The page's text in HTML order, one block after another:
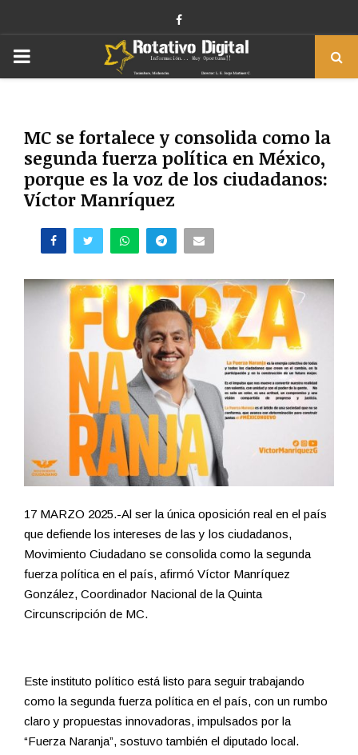
Facebook
PRIMARY
MC se fortalece y consolida como la
segunda fuerza política en México,
porque es la voz de los ciudadanos:
Víctor Manríquez
17 MARZO 2025.-Al ser la única oposición real en el país
que defiende los intereses de las y los ciudadanos,
Movimiento Ciudadano se consolida como la segunda
fuerza política en el país, afirmó Víctor Manríquez
González, Coordinador Nacional de la Quinta
Circunscripción de MC.
Este instituto político está listo para seguir trabajando
como la segunda fuerza política en el país, con un rumbo
claro y propuestas innovadoras, impulsados por la
“Fuerza Naranja”, sostuvo también el diputado local.